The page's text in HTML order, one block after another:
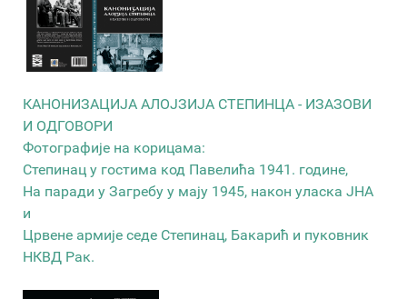
КАНОНИЗАЦИЈА АЛОЈЗИЈА СТЕПИНЦА - ИЗАЗОВИ
И ОДГОВОРИ
Фотографије на корицама:
Степинац у гостима код Павелића 1941. године,
На паради у Загребу у мају 1945, након уласка ЈНА
и
Црвене армије седе Степинац, Бакарић и пуковник
НКВД Рак.